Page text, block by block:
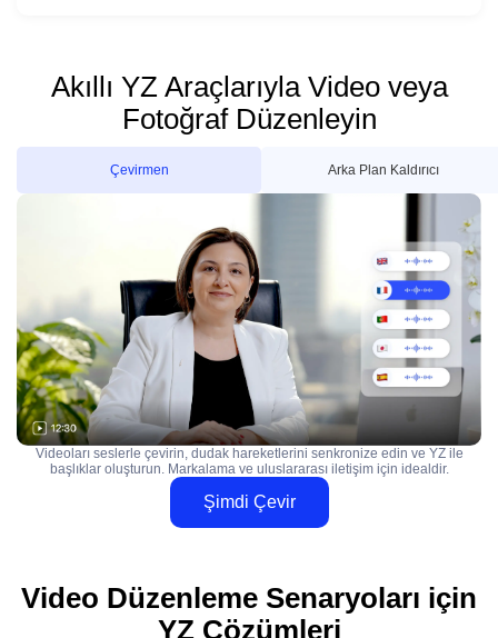
Akıllı YZ Araçlarıyla Video veya
Fotoğraf Düzenleyin
Çevirmen Arka Plan Kaldırıcı
Videoları seslerle çevirin, dudak hareketlerini senkronize edin ve YZ ile
başlıklar oluşturun. Markalama ve uluslararası iletişim için idealdir.
Şimdi Çevir
Video Düzenleme Senaryoları için
YZ Çözümleri